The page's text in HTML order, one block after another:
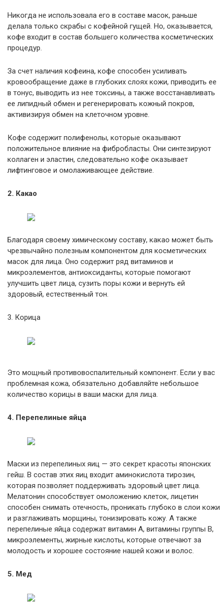
Никогда не использовала его в составе масок, раньше
делала только скрабы с кофейной гущей. Но, оказывается,
кофе входит в состав большего количества косметических
процедур.
За счет наличия кофеина, кофе способен усиливать
кровообращение даже в глубоких слоях кожи, приводить ее
в тонус, выводить из нее токсины, а также восстанавливать
ее липидный обмен и регенерировать кожный покров,
активизируя обмен на клеточном уровне.
Кофе содержит полифенолы, которые оказывают
положительное влияние на фибробласты. Они синтезируют
коллаген и эластин, следовательно кофе оказывает
лифтинговое и омолаживающее действие.
2. Какао
Благодаря своему химическому составу, какао может быть
чрезвычайно полезным компонентом для косметических
масок для лица. Оно содержит ряд витаминов и
микроэлементов, антиоксиданты, которые помогают
улучшить цвет лица, сузить поры кожи и вернуть ей
здоровый, естественный тон.
3. Корица
Это мощный противовоспалительный компонент. Если у вас
проблемная кожа, обязательно добавляйте небольшое
количество корицы в ваши маски для лица.
4. Перепелиные яйца
Маски из перепелиных яиц — это секрет красоты японских
гейш. В состав этих яиц входит аминокислота тирозин,
которая позволяет поддерживать здоровый цвет лица.
Мелатонин способствует омоложению клеток, лицетин
способен снимать отечность, проникать глубоко в слои кожи
и разглаживать морщины, тонизировать кожу. А также
перепелиные яйца содержат витамин А, витамины группы B,
микроэлементы, жирные кислоты, которые отвечают за
молодость и хорошее состояние нашей кожи и волос.
5. Мед